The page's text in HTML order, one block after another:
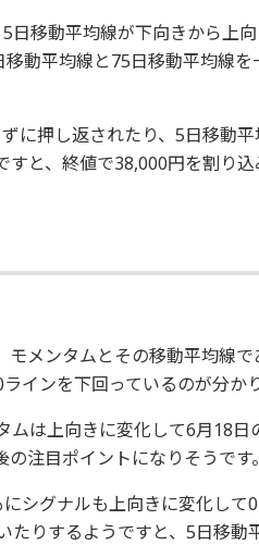
移動平均線が下向きから上
動平均線と75日移動平均線を
に押し返されたり、5日移動
と、終値で38,000円を割り
メンタムとその移動平均線
インを下回っているのが分かり
ムは上向きに変化して6月18日
注目ポイントになりそうです。
シグナルも上向きに変化して
たりするようですと、5日移動